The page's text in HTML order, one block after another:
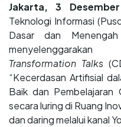
Jakarta, 3
Teknologi Informasi
Dasar dan Menengah
Transformation Talks
“Kecerdasan Artifisial
Baik dan Pembelajaran
secara luring di Ruang
dan daring melalui kanal